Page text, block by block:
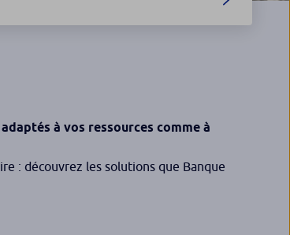
à vos ressources comme à
: découvrez les solutions que Banque